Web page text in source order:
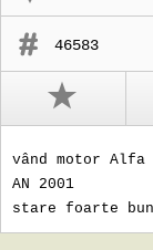
46583
vând motor Alfa
AN 2001
stare foarte